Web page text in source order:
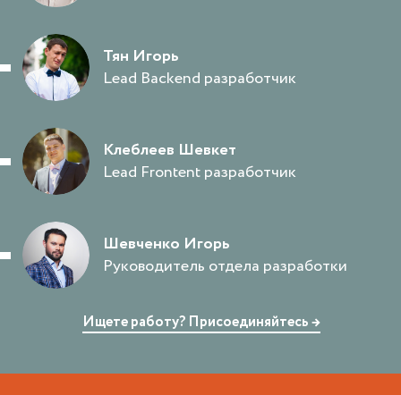
Тян Игорь
Lead Backend разработчик
Клеблеев Шевкет
Lead Frontent разработчик
Шевченко Игорь
Руководитель отдела разработки
Ищете работу? Присоединяйтесь →